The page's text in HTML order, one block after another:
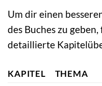
Um dir einen
des Buches zu
detaillierte
KAPITEL
THEMA